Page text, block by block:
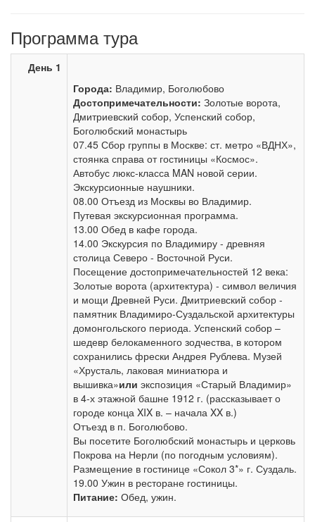
Программа тура
День 1
Города: Владимир, Боголюбово
Достопримечательности: Золотые ворота,
Дмитриевский собор, Успенский собор,
Боголюбский монастырь
07.45 Сбор группы в Москве: ст. метро «ВДНХ»,
стоянка справа от гостиницы «Космос».
Автобус люкс-класса MAN новой серии.
Экскурсионные наушники.
08.00 Отъезд из Москвы во Владимир.
Путевая экскурсионная программа.
13.00 Обед в кафе города.
14.00 Экскурсия по Владимиру - древняя
столица Северо - Восточной Руси.
Посещение достопримечательностей 12 века:
Золотые ворота (архитектура) - символ величия
и мощи Древней Руси. Дмитриевский собор -
памятник Владимиро-Суздальской архитектуры
домонгольского периода. Успенский собор –
шедевр белокаменного зодчества, в котором
сохранились фрески Андрея Рублева. Музей
«Хрусталь, лаковая миниатюра и
вышивка»или экспозиция «Старый Владимир»
в 4-х этажной башне 1912 г. (рассказывает о
городе конца XIX в. – начала XX в.)
Отъезд в п. Боголюбово.
Вы посетите Боголюбский монастырь и церковь
Покрова на Нерли (по погодным условиям).
Размещение в гостинице «Сокол 3*» г. Суздаль.
19.00 Ужин в ресторане гостиницы.
Питание: Обед, ужин.